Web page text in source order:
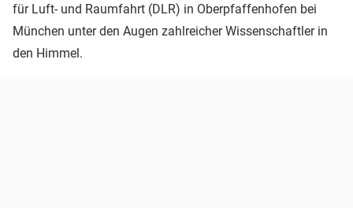
für Luft- und Raumfahrt (DLR) in Oberpfaffenhofen bei
München unter den Augen zahlreicher Wissenschaftler in
den Himmel.